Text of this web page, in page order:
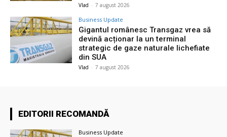
Vlad - 7 august 2026
Business Update
Gigantul românesc Transgaz vrea să
devină acționar la un terminal
strategic de gaze naturale lichefiate
din SUA
Vlad - 7 august 2026
EDITORII RECOMANDĂ
Business Update